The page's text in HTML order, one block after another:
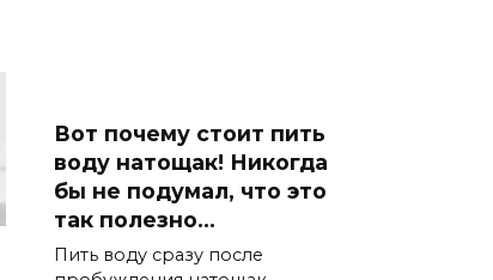
Вот почему стоит пить
воду натощак! Никогда
бы не подумал, что это
так полезно…
Пить воду сразу после